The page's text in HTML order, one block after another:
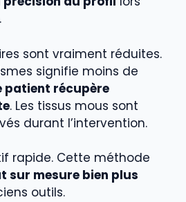
sont vraiment réduites.
signifie moins de
patient récupère
. Les tissus mous sont
durant l’intervention.
rapide. Cette méthode
sur mesure bien plus
outils.